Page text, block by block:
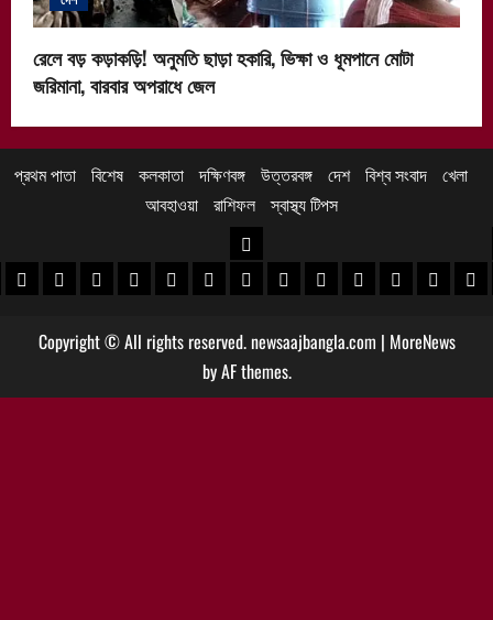
রেলে বড় কড়াকড়ি! অনুমতি ছাড়া হকারি, ভিক্ষা ও ধূমপানে মোটা
জরিমানা, বারবার অপরাধে জেল
প্রথম পাতা বিশেষ কলকাতা দক্ষিণবঙ্গ উত্তরবঙ্গ দেশ বিশ্ব সংবাদ খেলা
আবহাওয়া
রাশিফল স্বাস্থ্য টিপস
খবর
খবর
পুরুলিয়া খবর
বাঁকুড়া খবরপশ্চিম বর্ধমান খবর
পূর্ব বর্ধমান খবর
বীরভূম খবরমুর্শিদাবাদ খবর
উত্তরবঙ্গ
কোচবিহার নিউজ
আলিপুরদুয়ার খবর
জলপাইগুড়ি খবর
শিলিগুড়ি খবর
উত্তরদক্ষিণ
Copyright © All rights reserved. newsaajbangla.com | MoreNews
by AF themes.